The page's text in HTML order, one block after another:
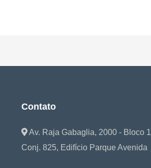
Contato
Av. Raja Gabaglia, 2000 - Bloco 1
Conj. 825, Edifício Parque Avenida